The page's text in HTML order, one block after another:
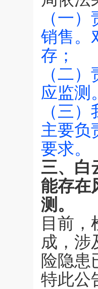
（一
销售。
存；
（二
应监测
（三
主要负
要求。
三、白
能存在
测。
目前
成，涉
险隐患
特此公